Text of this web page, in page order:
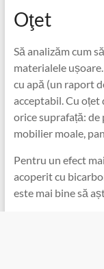
Oţet
Să analizăm cum
materialele
cu apă (un raport
acceptabil. Cu
orice suprafață: de
mobilier moale,
Pentru un efect
acoperit cu
este mai bine să